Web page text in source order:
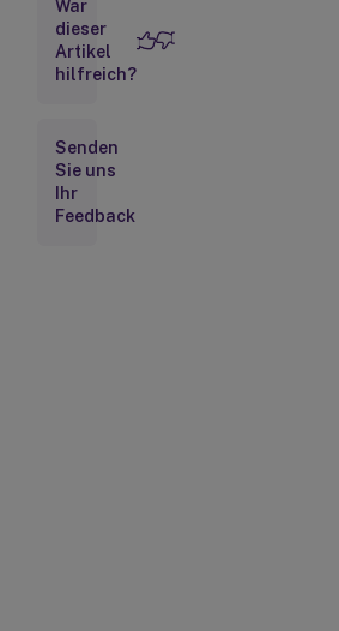
Hinzufügen
von
Zielgeräten
zur
Manuelles
Erstellen von
Zielgeräteinträgen
mit der Konsole
War
dieser
Artikel
hilfreich?
Senden
Sie uns
Ihr
Feedback